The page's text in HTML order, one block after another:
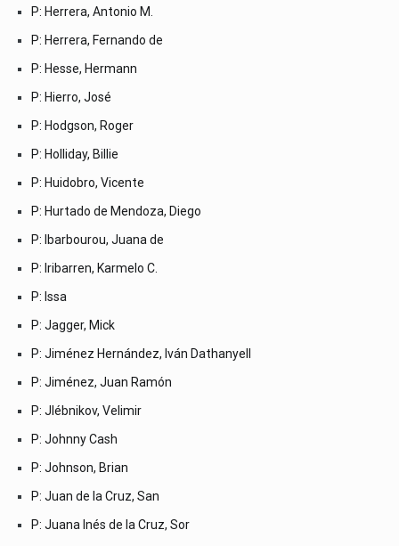
P: Herrera, Antonio M.
P: Herrera, Fernando de
P: Hesse, Hermann
P: Hierro, José
P: Hodgson, Roger
P: Holliday, Billie
P: Huidobro, Vicente
P: Hurtado de Mendoza, Diego
P: Ibarbourou, Juana de
P: Iribarren, Karmelo C.
P: Issa
P: Jagger, Mick
P: Jiménez Hernández, Iván Dathanyell
P: Jiménez, Juan Ramón
P: Jlébnikov, Velimir
P: Johnny Cash
P: Johnson, Brian
P: Juan de la Cruz, San
P: Juana Inés de la Cruz, Sor